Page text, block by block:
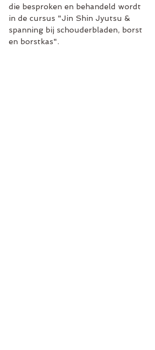
die besproken en behandeld wordt
in de cursus "Jin Shin Jyutsu &
spanning bij schouderbladen, borst
en borstkas".